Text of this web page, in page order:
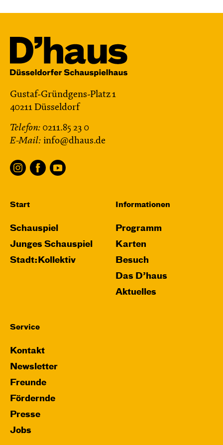
Gustaf-Gründgens-Platz 1
40211 Düsseldorf
Telefon: 0211.85 23 0
E-Mail: info@dhaus.de
Start
Schauspiel
Junges Schauspiel
Stadt:Kollektiv
Informationen
Programm
Karten
Besuch
Das D’haus
Aktuelles
Service
Kontakt
Newsletter
Freunde
Fördernde
Presse
Jobs